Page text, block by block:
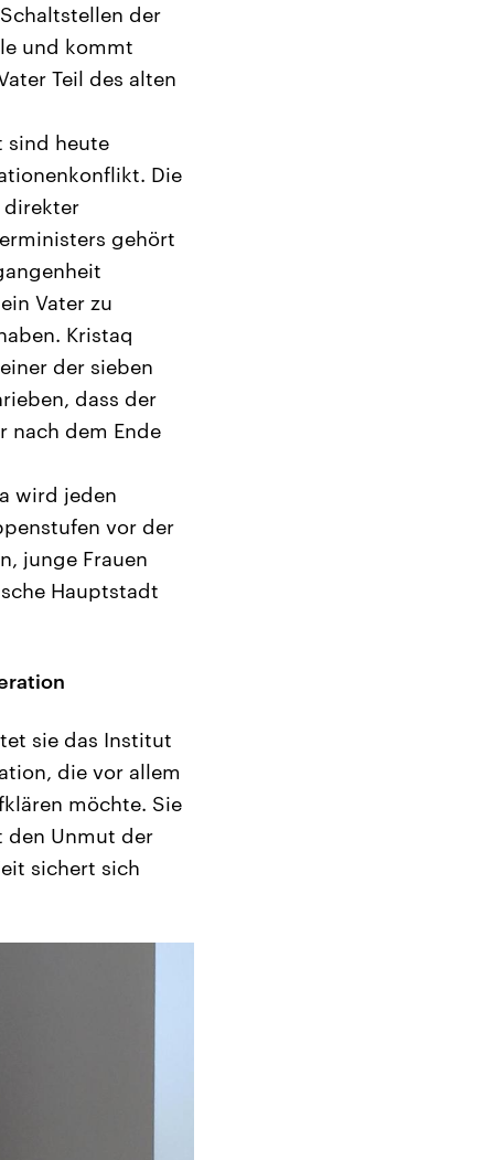
der
und kommt
Teil des alten
sind heute
Die
direkter
gehört
Vater zu
Kristaq
der sieben
dass der
nach dem Ende
wird jeden
vor der
junge Frauen
Hauptstadt
sie das Institut
die vor allem
möchte. Sie
den Unmut der
sichert sich